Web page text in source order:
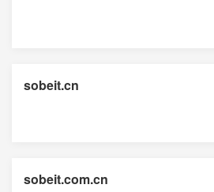
sobeit.cn
sobeit.com.cn